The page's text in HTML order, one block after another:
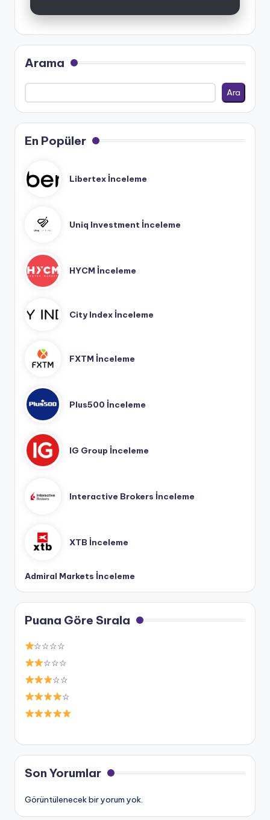
Arama
Ara
En Popüler
Libertex İnceleme
Uniq Investment İnceleme
HYCM İnceleme
City Index İnceleme
FXTM İnceleme
Plus500 İnceleme
IG Group İnceleme
Interactive Brokers İnceleme
XTB İnceleme
Admiral Markets İnceleme
Puana Göre Sırala
☆☆☆☆
☆☆☆
☆☆
☆
Son Yorumlar
Görüntülenecek bir yorum yok.